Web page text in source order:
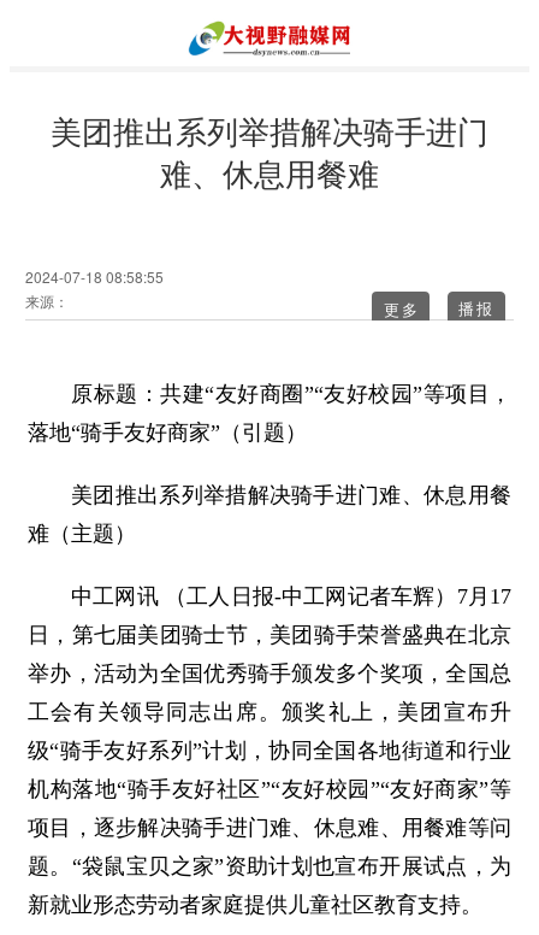
美团推出系列举措解决骑手进门
难、休息用餐难
2024-07-18 08:58:55
来源：
更多
原标题：共建“友好商圈”“友好校园”等项目，
落地“骑手友好商家”（引题）
美团推出系列举措解决骑手进门难、休息用餐
难（主题）
中工网讯 （工人日报-中工网记者车辉）7月17
日，第七届美团骑士节，美团骑手荣誉盛典在北京
举办，活动为全国优秀骑手颁发多个奖项，全国总
工会有关领导同志出席。颁奖礼上，美团宣布升
级“骑手友好系列”计划，协同全国各地街道和行业
机构落地“骑手友好社区”“友好校园”“友好商家”等
项目，逐步解决骑手进门难、休息难、用餐难等问
题。“袋鼠宝贝之家”资助计划也宣布开展试点，为
新就业形态劳动者家庭提供儿童社区教育支持。